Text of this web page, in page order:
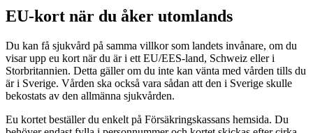
EU-kort när du åker utomlands
Du kan få sjukvård på samma villkor som landets invånare, om du
visar upp eu kort när du är i ett EU/EES-land, Schweiz eller i
Storbritannien. Detta gäller om du inte kan vänta med vården tills du
är i Sverige. Vården ska också vara sådan att den i Sverige skulle
bekostats av den allmänna sjukvården.
Eu kortet beställer du enkelt på Försäkringskassans hemsida. Du